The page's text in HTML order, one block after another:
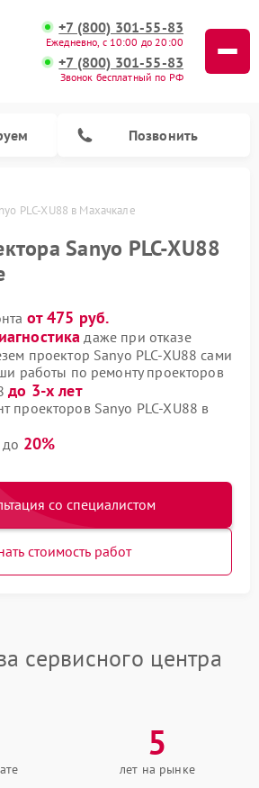
+7 (800) 301-55-83
Ежедневно, с 10:00 до 20:00
+7 (800) 301-55-83
Звонок бесплатный по РФ
Позвонить
PLC-XU88 в Махачкале
Sanyo PLC-XU88
от 475 руб.
даже при отказе
проектор Sanyo PLC-XU88 сами
работы по ремонту проекторов
до 3-х лет
проекторов Sanyo PLC-XU88 в
20%
со специалистом
стоимость работ
сервисного центра
5
лет на рынке